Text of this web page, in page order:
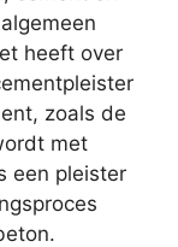
heeft over
zoals de
met
een pleister